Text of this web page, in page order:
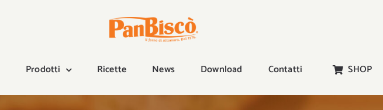
Prodotti Ricette News Download Contatti SHOP